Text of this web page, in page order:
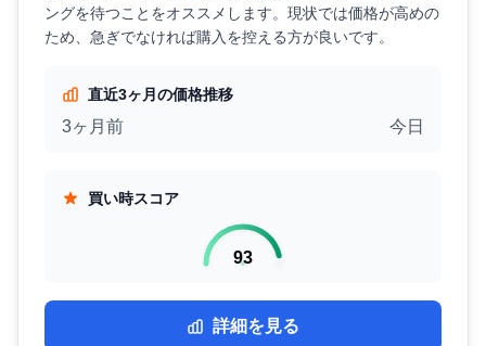
ングを待つことをオススメします。現状では価格が高めの
ため、急ぎでなければ購入を控える方が良いです。
直近3ヶ月の価格推移
3ヶ月前 今日
買い時スコア
93
詳細を見る